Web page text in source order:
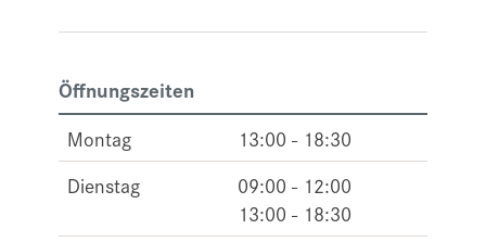
Öffnungszeiten
Montag
13:00 - 18:30
Dienstag
09:00 - 12:00
13:00 - 18:30